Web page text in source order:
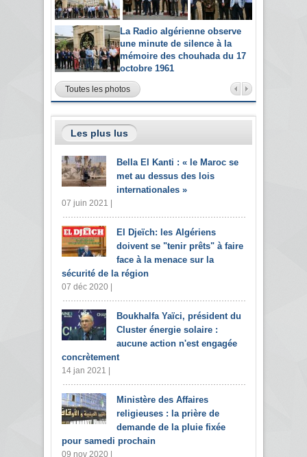
La Radio algérienne observe
une minute de silence à la
mémoire des chouhada du 17
octobre 1961
Toutes les photos
Les plus lus
Bella El Kanti : « le Maroc se
met au dessus des lois
internationales »
07 juin 2021 |
El Djeïch: les Algériens
doivent se "tenir prêts" à faire
face à la menace sur la
sécurité de la région
07 déc 2020 |
Boukhalfa Yaïci, président du
Cluster énergie solaire :
aucune action n'est engagée
concrètement
14 jan 2021 |
Ministère des Affaires
religieuses : la prière de
demande de la pluie fixée
pour samedi prochain
09 nov 2020 |